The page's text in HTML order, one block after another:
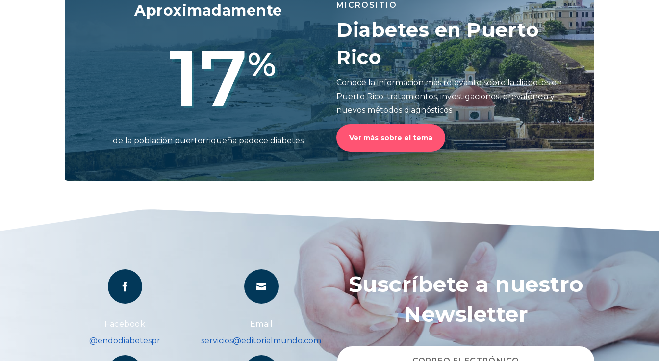
Aproximadamente
17%
de la población puertorriqueña padece diabetes
MICROSITIO
Diabetes en Puerto
Rico
Conoce la información más relevante sobre la diabetes en
Puerto Rico: tratamientos, investigaciones, prevalencia y
nuevos métodos diagnósticos.
Ver más sobre el tema

Facebook
@endodiabetespr

Email
servicios@editorialmundo.com
Suscríbete a nuestro
Newsletter